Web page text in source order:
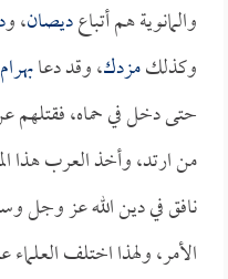
والمانوية هم أتباعديصان، و
وكذلكمزدك، وقد دعابهرام
حتى دخل في حماه، فقتلهم
من ارتد، وأخذ العرب هذا
نافق في دين الله عز وجل
الأمر، ولهذا اختلف العلماء